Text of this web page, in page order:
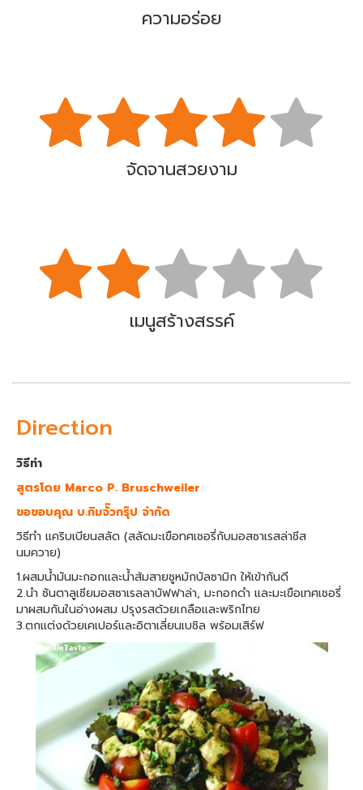
ความอร่อย
จัดจานสวยงาม
เมนูสร้างสรรค์
Direction
วิธีทำ
สูตรโดย Marco P. Bruschweiler
ขอขอบคุณ บ.กิมจั๊วกรุ๊ป จำกัด
วิธีทำ แคริบเบียนสลัด (สลัดมะเขือทศเชอรี่กับมอสซาเรสล่าชีส
นมควาย)
1.ผสมน้ำมันมะกอกและน้ำส้มสายชูหมักบัลซามิก ให้เข้ากันดี
2.นำ ซันตาลูเซียมอสซาเรลลาบัฟฟาล่า, มะกอกดำ และมะเขือเทศเชอรี่
มาผสมกันในอ่างผสม ปรุงรสด้วยเกลือและพริกไทย
3.ตกแต่งด้วยเคเปอร์และอิตาเลี่ยนเบซิล พร้อมเสิร์ฟ